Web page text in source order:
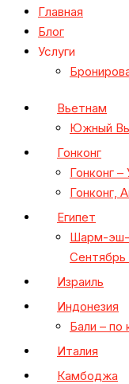
Главная
Блог
Услуги
Вьетнам
Южный
Гонконг
Гонконг
Гонконг,
Египет
Шарм-эш-
Сентябрь
Израиль
Индонезия
Бали – по
Италия
Камбоджа